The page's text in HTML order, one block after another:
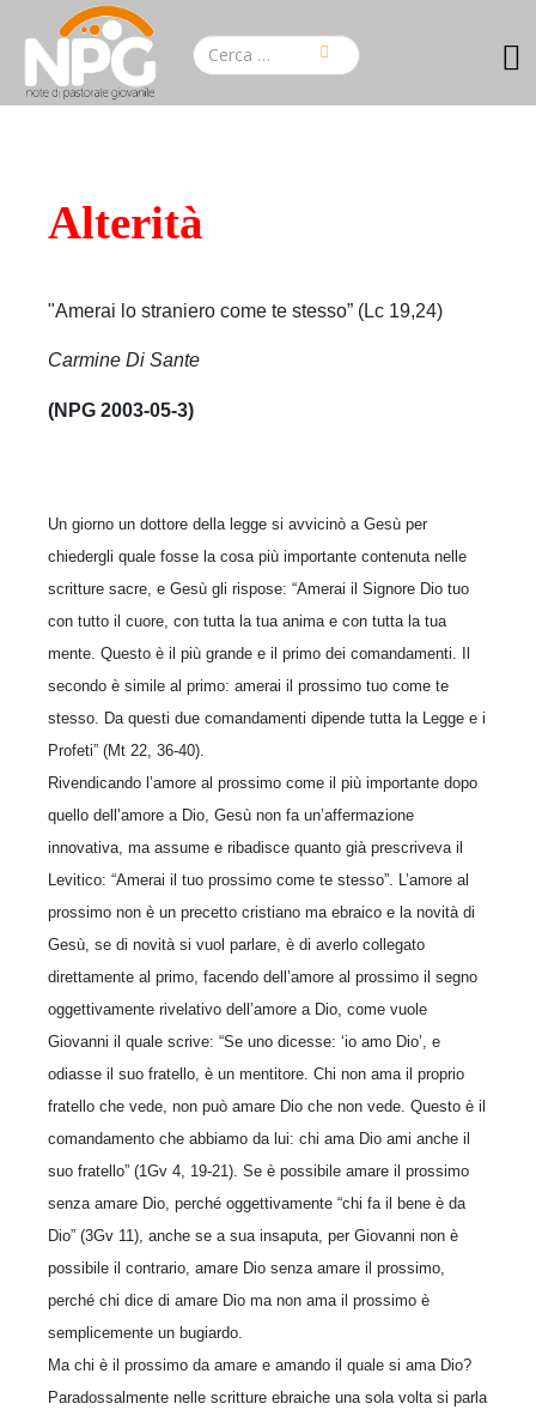
Alterità
"Amerai lo straniero come te stesso” (Lc 19,24)
Carmine Di Sante
(NPG 2003-05-3)
Un giorno un dottore della legge si avvicinò a Gesù per
chiedergli quale fosse la cosa più importante contenuta nelle
scritture sacre, e Gesù gli rispose: “Amerai il Signore Dio tuo
con tutto il cuore, con tutta la tua anima e con tutta la tua
mente. Questo è il più grande e il primo dei comandamenti. Il
secondo è simile al primo: amerai il prossimo tuo come te
stesso. Da questi due comandamenti dipende tutta la Legge e i
Profeti” (Mt 22, 36-40).
Rivendicando l’amore al prossimo come il più importante dopo
quello dell’amore a Dio, Gesù non fa un’affermazione
innovativa, ma assume e ribadisce quanto già prescriveva il
Levitico: “Amerai il tuo prossimo come te stesso”. L’amore al
prossimo non è un precetto cristiano ma ebraico e la novità di
Gesù, se di novità si vuol parlare, è di averlo collegato
direttamente al primo, facendo dell’amore al prossimo il segno
oggettivamente rivelativo dell’amore a Dio, come vuole
Giovanni il quale scrive: “Se uno dicesse: ‘io amo Dio’, e
odiasse il suo fratello, è un mentitore. Chi non ama il proprio
fratello che vede, non può amare Dio che non vede. Questo è il
comandamento che abbiamo da lui: chi ama Dio ami anche il
suo fratello” (1Gv 4, 19-21). Se è possibile amare il prossimo
senza amare Dio, perché oggettivamente “chi fa il bene è da
Dio” (3Gv 11), anche se a sua insaputa, per Giovanni non è
possibile il contrario, amare Dio senza amare il prossimo,
perché chi dice di amare Dio ma non ama il prossimo è
semplicemente un bugiardo.
Ma chi è il prossimo da amare e amando il quale si ama Dio?
Paradossalmente nelle scritture ebraiche una sola volta si parla